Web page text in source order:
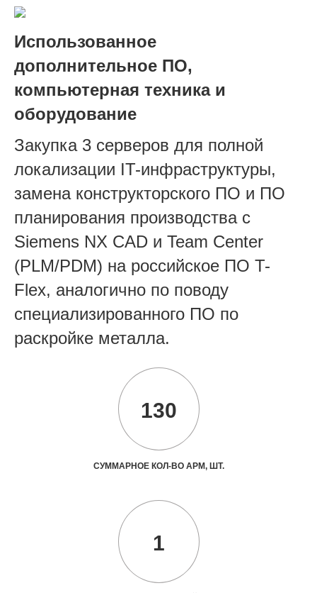
Использованное
дополнительное ПО,
компьютерная техника и
оборудование
Закупка 3 серверов для полной
локализации IT-инфраструктуры,
замена конструкторского ПО и ПО
планирования производства с
Siemens NX CAD и Team Center
(PLM/PDM) на российское ПО T-
Flex, аналогично по поводу
специализированного ПО по
раскройке металла.
130
СУММАРНОЕ КОЛ-ВО АРМ, ШТ.
1